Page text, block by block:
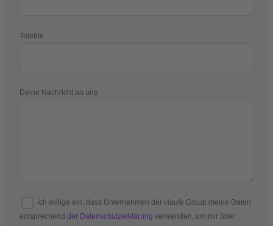
Telefon
Deine Nachricht an uns
Ich willige ein, dass Unternehmen der Haufe Group meine Daten
entsprechend der Datenschutzerklärung verwenden, um mir über